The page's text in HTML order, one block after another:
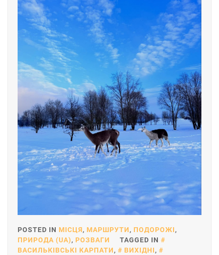
POSTED IN МІСЦЯ, МАРШРУТИ, ПОДОРОЖІ,
ПРИРОДА (UA), РОЗВАГИ
TAGGED IN
ВАСИЛЬКІВСЬКІ КАРПАТИ, ВИХІДНІ,